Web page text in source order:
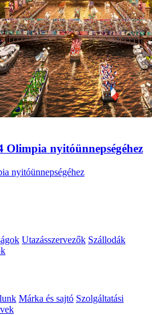
Olimpia nyitóünnepségéhez
nyitóünnepségéhez
Utazásszervezők Szállodák
Márka és sajtó Szolgáltatási